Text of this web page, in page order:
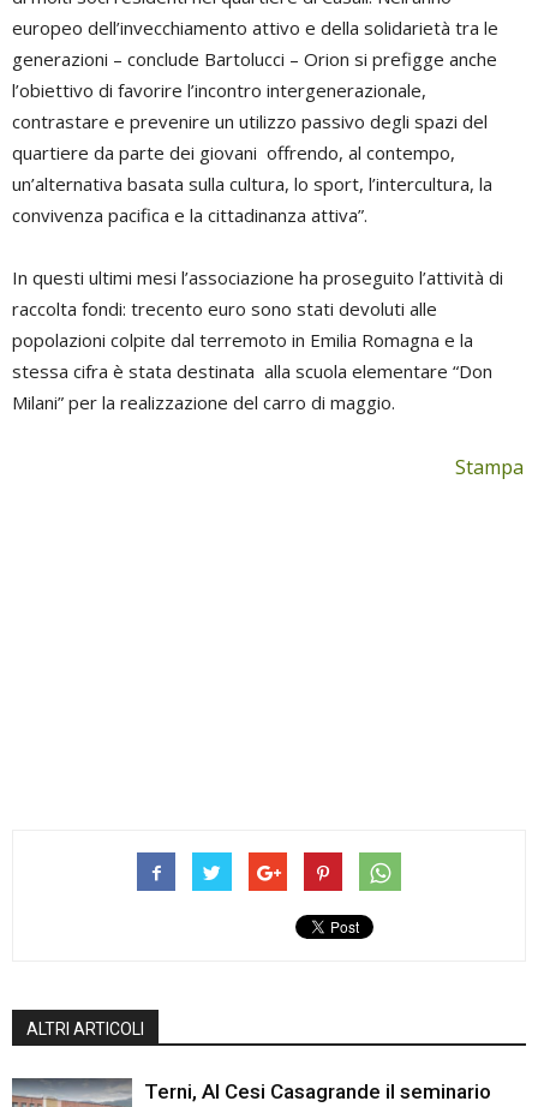
europeo dell’invecchiamento attivo e della solidarietà tra le
generazioni – conclude Bartolucci – Orion si prefigge anche
l’obiettivo di favorire l’incontro intergenerazionale,
contrastare e prevenire un utilizzo passivo degli spazi del
quartiere da parte dei giovani offrendo, al contempo,
un’alternativa basata sulla cultura, lo sport, l’intercultura, la
convivenza pacifica e la cittadinanza attiva”.
In questi ultimi mesi l’associazione ha proseguito l’attività di
raccolta fondi: trecento euro sono stati devoluti alle
popolazioni colpite dal terremoto in Emilia Romagna e la
stessa cifra è stata destinata alla scuola elementare “Don
Milani” per la realizzazione del carro di maggio.
Stampa
ALTRI ARTICOLI
Terni, Al Cesi Casagrande il seminario